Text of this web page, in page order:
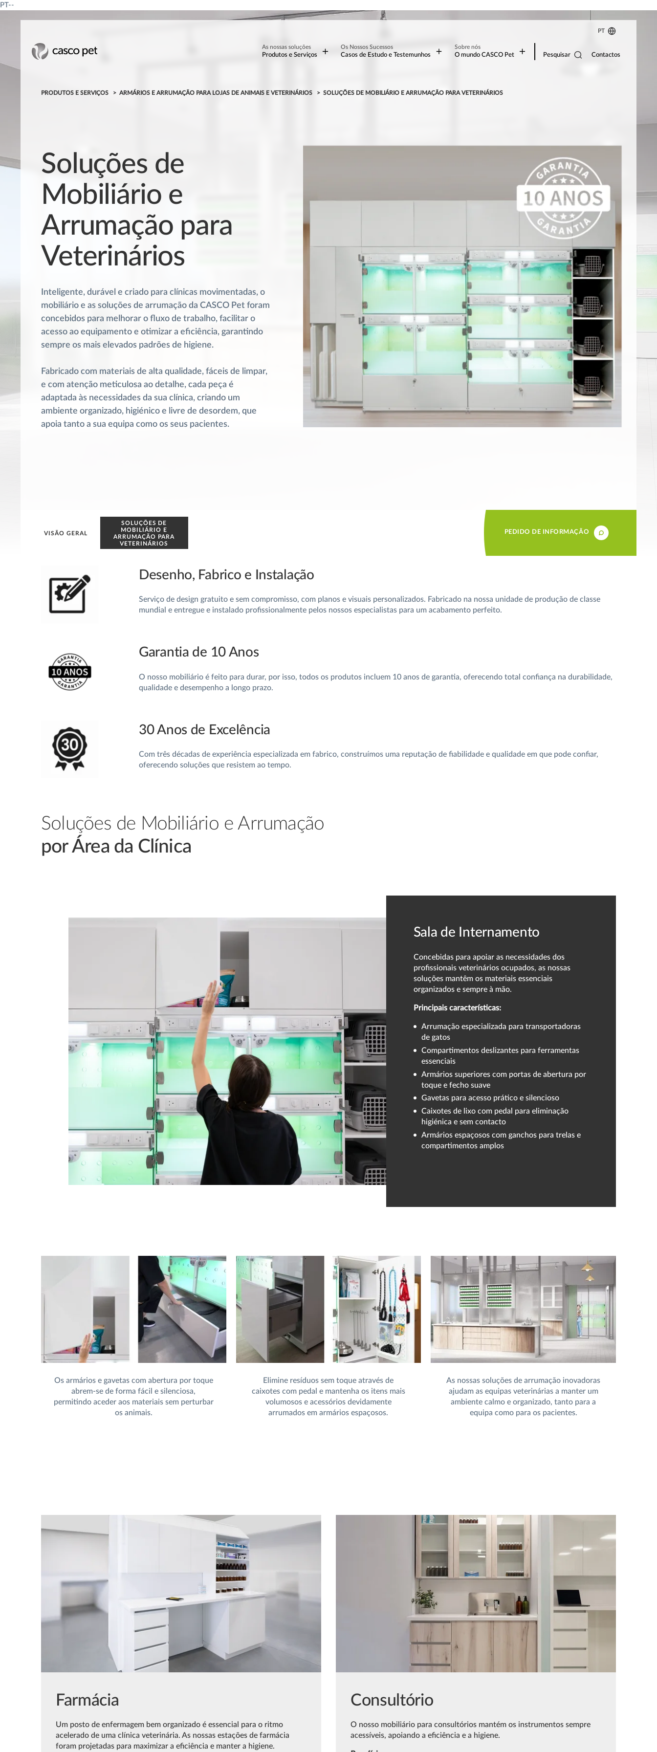
PT--
PT
As nossas soluções
Produtos e Serviços
Os Nossos Sucessos
Casos de Estudo e Testemunhos
Sobre nós
O mundo CASCO Pet Pesquisar Contactos
PRODUTOS E SERVIÇOS ARMÁRIOS E ARRUMAÇÃO PARA LOJAS DE ANIMAIS E VETERINÁRIOS SOLUÇÕES DE MOBILIÁRIO E ARRUMAÇÃO PARA VETERINÁRIOS
Soluções de
Mobiliário e
Arrumação para
Veterinários
Inteligente, durável e criado para clínicas movimentadas, o
mobiliário e as soluções de arrumação da CASCO Pet foram
concebidos para melhorar o fluxo de trabalho, facilitar o
acesso ao equipamento e otimizar a eficiência, garantindo
sempre os mais elevados padrões de higiene.
Fabricado com materiais de alta qualidade, fáceis de limpar,
e com atenção meticulosa ao detalhe, cada peça é
adaptada às necessidades da sua clínica, criando um
ambiente organizado, higiénico e livre de desordem, que
apoia tanto a sua equipa como os seus pacientes.
VISÃO GERAL
SOLUÇÕES DE
MOBILIÁRIO E
ARRUMAÇÃO PARA
VETERINÁRIOS
PEDIDO DE INFORMAÇÃO
Desenho, Fabrico e Instalação
Serviço de design gratuito e sem compromisso, com planos e visuais personalizados. Fabricado na nossa unidade de produção de classe
mundial e entregue e instalado profissionalmente pelos nossos especialistas para um acabamento perfeito.
Garantia de 10 Anos
O nosso mobiliário é feito para durar, por isso, todos os produtos incluem 10 anos de garantia, oferecendo total confiança na durabilidade,
qualidade e desempenho a longo prazo.
30 Anos de Excelência
Com três décadas de experiência especializada em fabrico, construímos uma reputação de fiabilidade e qualidade em que pode confiar,
oferecendo soluções que resistem ao tempo.
Soluções de Mobiliário e Arrumação
por Área da Clínica
Sala de Internamento
Concebidas para apoiar as necessidades dos
profissionais veterinários ocupados, as nossas
soluções mantêm os materiais essenciais
organizados e sempre à mão.
Principais características:
Arrumação especializada para transportadoras
de gatos
Compartimentos deslizantes para ferramentas
essenciais
Armários superiores com portas de abertura por
toque e fecho suave
Gavetas para acesso prático e silencioso
Caixotes de lixo com pedal para eliminação
higiénica e sem contacto
Armários espaçosos com ganchos para trelas e
compartimentos amplos
Os armários e gavetas com abertura por toque
abrem-se de forma fácil e silenciosa,
permitindo aceder aos materiais sem perturbar
os animais.
Elimine resíduos sem toque através de
caixotes com pedal e mantenha os itens mais
volumosos e acessórios devidamente
arrumados em armários espaçosos.
As nossas soluções de arrumação inovadoras
ajudam as equipas veterinárias a manter um
ambiente calmo e organizado, tanto para a
equipa como para os pacientes.
Farmácia
Um posto de enfermagem bem organizado é essencial para o ritmo
acelerado de uma clínica veterinária. As nossas estações de farmácia
foram projetadas para maximizar a eficiência e manter a higiene.
Consultório
O nosso mobiliário para consultórios mantém os instrumentos sempre
acessíveis, apoiando a eficiência e a higiene.